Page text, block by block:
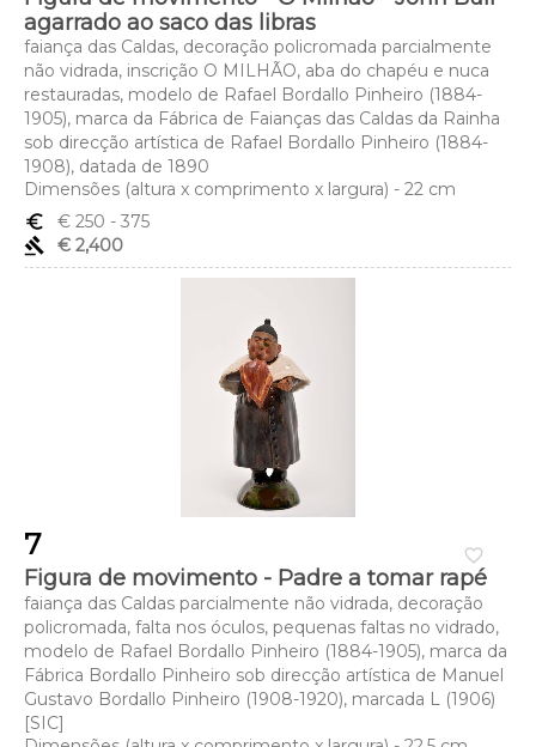
agarrado ao saco das libras
faiança das Caldas, decoração policromada parcialmente
não vidrada, inscrição O MILHÃO, aba do chapéu e nuca
restauradas, modelo de Rafael Bordallo Pinheiro (1884-
1905), marca da Fábrica de Faianças das Caldas da Rainha
sob direcção artística de Rafael Bordallo Pinheiro (1884-
1908), datada de 1890
Dimensões (altura x comprimento x largura) - 22 cm
euro_symbol
€ 250 - 375
gavel
€ 2,400
favorite_border
7
Figura de movimento - Padre a tomar rapé
faiança das Caldas parcialmente não vidrada, decoração
policromada, falta nos óculos, pequenas faltas no vidrado,
modelo de Rafael Bordallo Pinheiro (1884-1905), marca da
Fábrica Bordallo Pinheiro sob direcção artística de Manuel
Gustavo Bordallo Pinheiro (1908-1920), marcada L (1906)
[SIC]